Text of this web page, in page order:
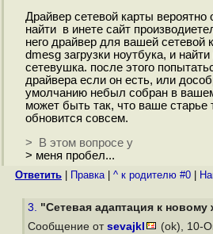
Драйвер сетевой карты вероятно
найти в инете сайт
него драйвер для вашей сетевой
dmesg загрузки ноутбука, и
сетевушка. после этого
драйвера если он есть, или
умолчанию небыл собран в
может быть так, что ваше старье
обновится совсем.
> В этом вопросе у
> меня пробел...
Ответить Правка| ^ к родителю #0
3. "Сетевая адаптация к новому
Сообщение от sevajkl (ok), 10-